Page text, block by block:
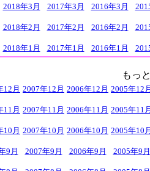
2018年3月
2018年2月
2018年1月
2017年3月
2017年2月
2017年1月
2016年3月
2016年2月
2016年1月
もっ
12月
11月
10月
9月
2007年12月
2007年11月
2007年10月
2007年9月
2006年12月
2006年11月
2006年10月
2006年9月
2005年12
2005年11
2005年10
2005年9月